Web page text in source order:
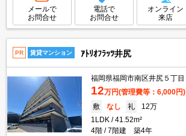
メールで
お問合せ
電話で
お問合せ
オンライン
来店
PR 賃貸マンション ｱﾄﾘｵﾌﾗｯﾂ井尻
福岡県福岡市南区井尻５丁目
12万円(管理費等：6,000円)
敷
なし 礼
12万
1LDK
41.52m²
4階
7階建 築4年